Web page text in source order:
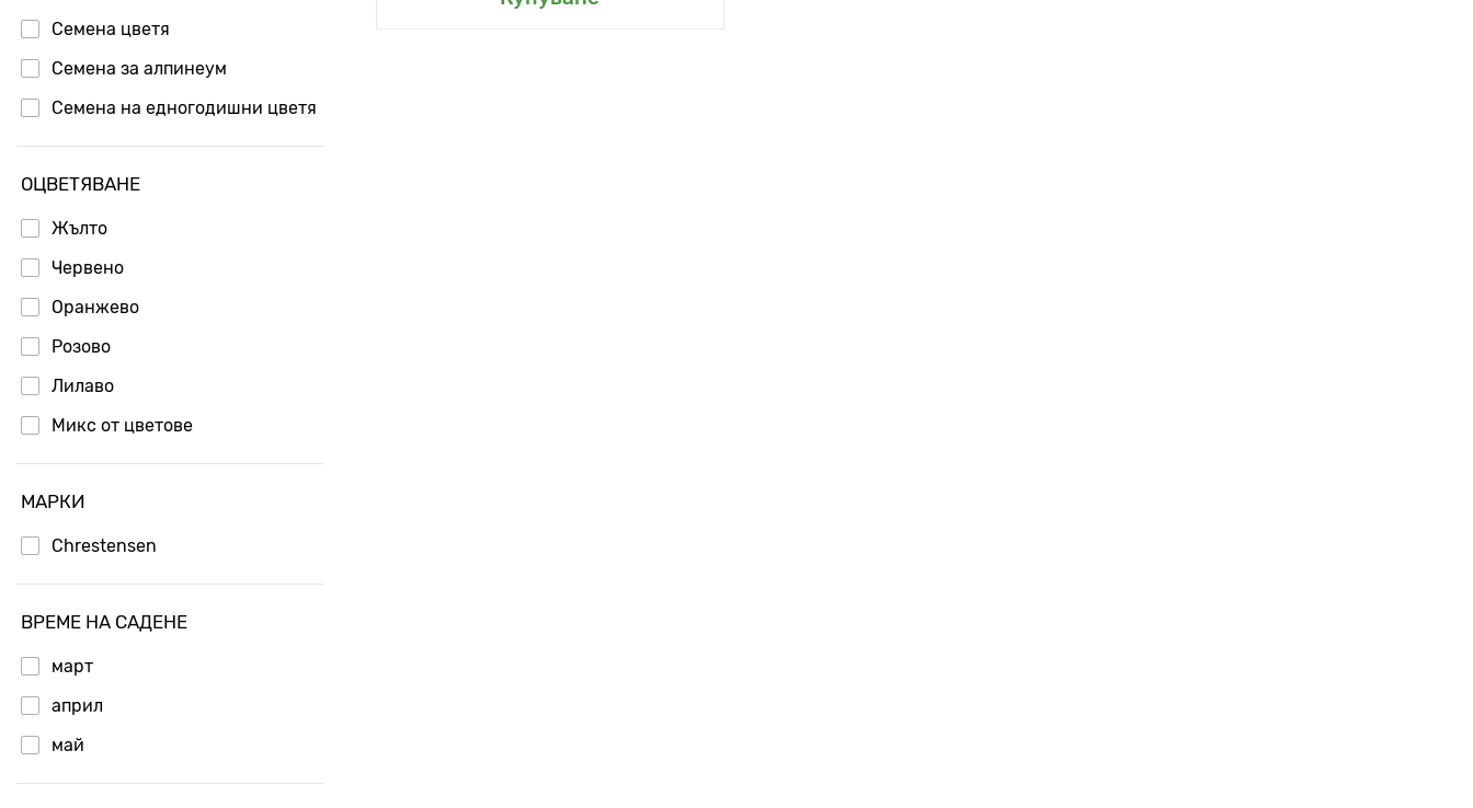
Семена цветя
Семена за алпинеум
Семена на едногодишни цветя
ОЦВЕТЯВАНЕ
Жълто
Червено
Оранжево
Розово
Лилаво
Микс от цветове
МАРКИ
Chrestensen
ВРЕМЕ НА САДЕНЕ
март
април
май